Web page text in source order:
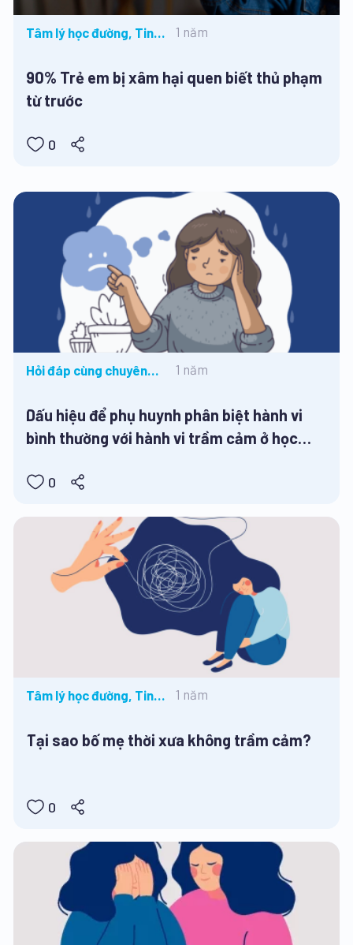
Tâm lý học đường, Tin
1 năm
90% Trẻ em bị xâm hại quen biết thủ phạm
từ trước
0
Hỏi đáp cùng chuyên
1 năm
Dấu hiệu để phụ huynh phân biệt hành vi
bình thường với hành vi trầm cảm ở học
0
Tâm lý học đường, Tin
1 năm
Tại sao bố mẹ thời xưa không trầm cảm?
0